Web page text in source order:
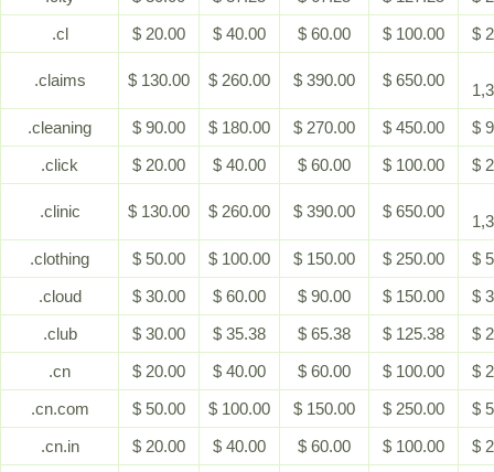
.cl
$ 20.00 $ 40.00 $ 60.00 $ 100.00 $
.claims $ 130.00 $ 260.00 $ 390.00 $ 650.00
.cleaning
$ 90.00 $ 180.00 $ 270.00 $ 450.00
$
.click
$ 20.00 $ 40.00 $ 60.00 $ 100.00 $
.clinic $ 130.00 $ 260.00 $ 390.00 $ 650.00
.clothing
$ 50.00 $ 100.00 $ 150.00 $ 250.00
$
.cloud
$ 30.00 $ 60.00 $ 90.00 $ 150.00
$
.club
$ 30.00 $ 35.38 $ 65.38 $ 125.38
$
.cn
$ 20.00 $ 40.00 $ 60.00 $ 100.00
$
.cn.com
$ 50.00 $ 100.00 $ 150.00 $ 250.00
$
.cn.in
$ 20.00 $ 40.00 $ 60.00 $ 100.00
$